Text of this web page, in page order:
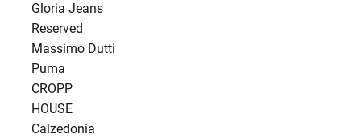
Gloria Jeans
Reserved
Massimo Dutti
Puma
CROPP
HOUSE
Calzedonia